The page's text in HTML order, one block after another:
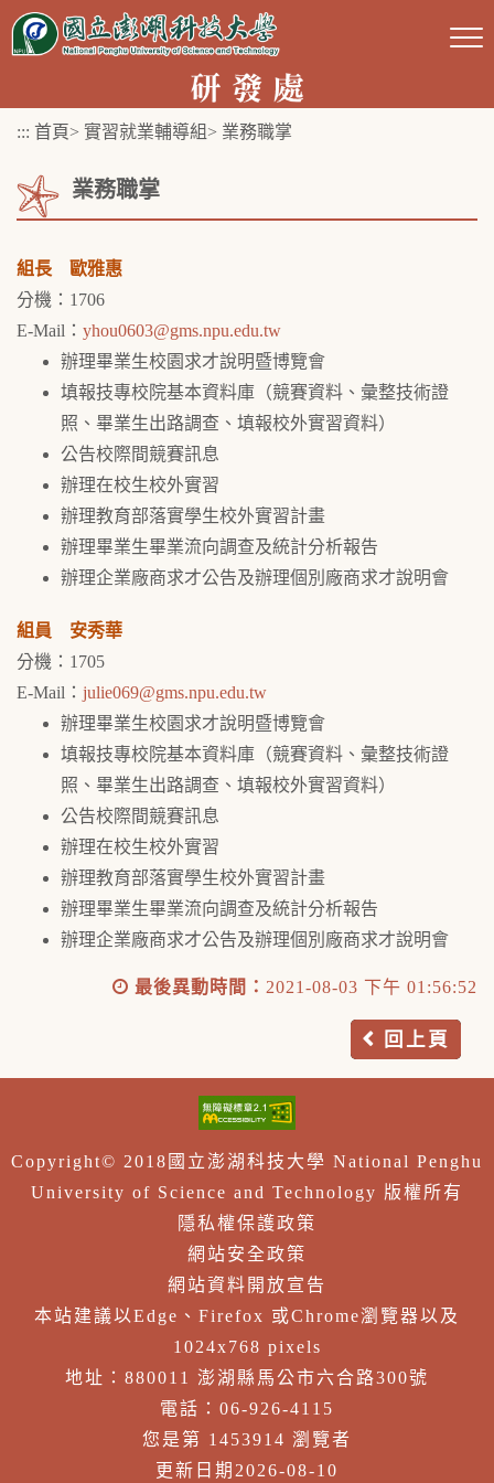
跳
::: 首頁> 實習就業輔導組 > 業務職掌
業務職掌
組長 歐雅惠
分機：1706
E-Mail： yhou0603@gms.npu.edu.tw
辦理畢業生校園求才說明暨博覽會
填報技專校院基本資料庫（競賽資料、彙整技術證
照、畢業生出路調查、填報校外實習資料）
公告校際間競賽訊息
辦理在校生校外實習
辦理教育部落實學生校外實習計畫
辦理畢業生畢業流向調查及統計分析報告
辦理企業廠商求才公告及辦理個別廠商求才說明會
組員 安秀華
分機：1705
E-Mail： julie069@gms.npu.edu.tw
辦理畢業生校園求才說明暨博覽會
填報技專校院基本資料庫（競賽資料、彙整技術證
照、畢業生出路調查、填報校外實習資料）
公告校際間競賽訊息
辦理在校生校外實習
辦理教育部落實學生校外實習計畫
辦理畢業生畢業流向調查及統計分析報告
辦理企業廠商求才公告及辦理個別廠商求才說明會
最後異動時間： 2021-08-03 下午 01:56:52
回上頁
Copyright© 2018國立澎湖科技大學 National Penghu
University of Science and Technology 版權所有
隱私權保護政策
網站安全政策
網站資料開放宣告
本站建議以Edge、Firefox 或Chrome瀏覽器以及
1024x768 pixels
地址：880011 澎湖縣馬公市六合路300號
電話：06-926-4115
您是第 1453914 瀏覽者
更新日期2026-08-10